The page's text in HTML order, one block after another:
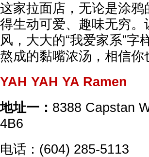
这家拉面店，无论是涂
得生动可爱、趣味无穷
风，大大的“我爱家系”
熬成的黏嘴浓汤，相信
YAH YAH YA Ramen
地址一： 8388 Capstan
4B6
电话：(604) 285-5113